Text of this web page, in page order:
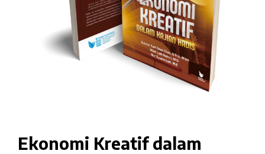
Ekonomi Kreatif dalam